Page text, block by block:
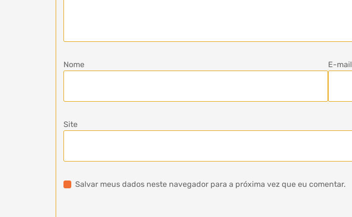
Nome E-mail
Site
Salvar meus dados neste navegador para a próxima vez que eu comentar.